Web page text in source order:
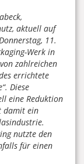
aktuell auf
11.
Werk in
zahlreichen
errichtete
Diese
eine Reduktion
damit ein
nutzte den
für einen